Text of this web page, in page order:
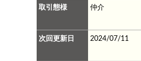
取引態様 仲介
次回更新日 2024/07/11